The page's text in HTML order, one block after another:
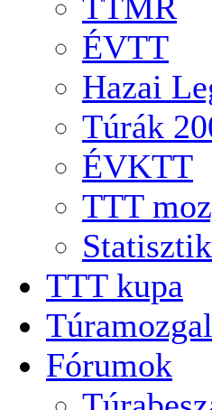
ÉVTT
Hazai
Túrák
ÉVKTT
TTT
TTT kupa
Fórumok